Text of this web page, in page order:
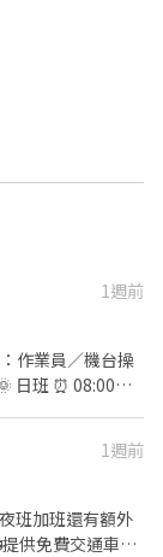
1週前
夜
住宿 #平鎮 #中壢
1週前